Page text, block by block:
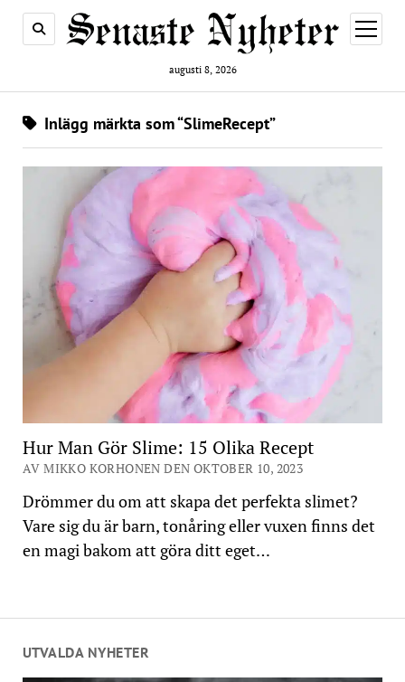
augusti 8, 2026
öppna
meny
UTVALDA NYHETER
Inlägg märkta som “SlimeRecept”
Hur Man Gör Slime: 15 Olika Recept
AV MIKKO KORHONEN DEN OKTOBER 10, 2023
Drömmer du om att skapa det perfekta slimet?
Vare sig du är barn, tonåring eller vuxen finns det
en magi bakom att göra ditt eget…